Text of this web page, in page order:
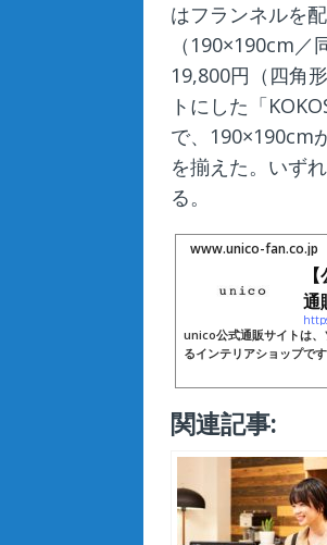
はフランネルを
（190×190cm
19,800円（四角
トにした「
で、190×190cm
を揃えた。いず
る。
www.unico-fan.co.jp
通
unico公式通販サイトは、
るインテリアショップです
関連記事: